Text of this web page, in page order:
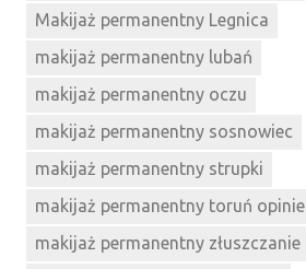
Makijaż permanentny Legnica
makijaż permanentny lubań
makijaż permanentny oczu
makijaż permanentny sosnowiec
makijaż permanentny strupki
makijaż permanentny toruń opinie
makijaż permanentny złuszczanie